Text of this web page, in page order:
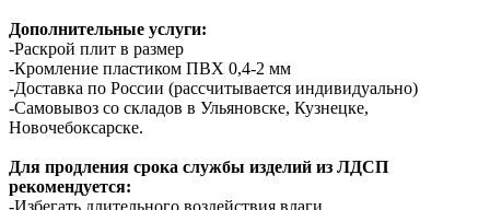
Дополнительные услуги:
-Раскрой плит в размер
-Кромление пластиком ПВХ 0,4-2 мм
-Доставка по России (рассчитывается индивидуально)
-Самовывоз со складов в Ульяновске, Кузнецке,
Новочебоксарске.
Для продления срока службы изделий из ЛДСП
рекомендуется:
-Избегать длительного воздействия влаги